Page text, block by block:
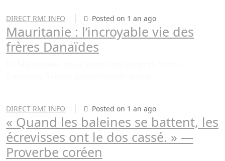
DIRECT RMI INFO Posted on 1 an ago
Mauritanie : l’incroyable vie des
frères Danaïdes
DIRECT RMI INFO Posted on 1 an ago
« Quand les baleines se battent, les
écrevisses ont le dos cassé. » —
Proverbe coréen